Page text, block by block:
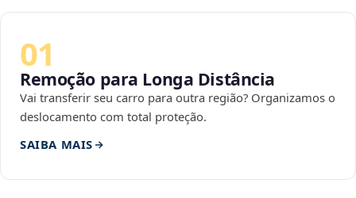
01
Remoção para Longa Distância
Vai transferir seu carro para outra região? Organizamos o
deslocamento com total proteção.
SAIBA MAIS